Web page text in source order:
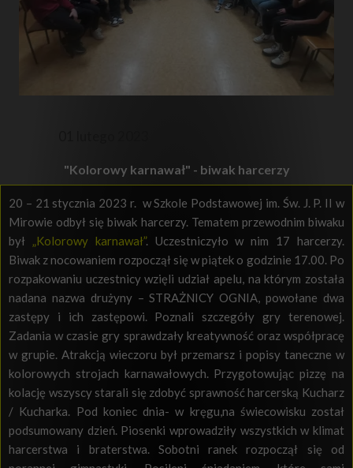
"Kolorowy karnawał" - biwak harcerzy
20 – 21 stycznia 2023 r. w Szkole Podstawowej im. Św. J. P. II w
Mirowie odbył się biwak harcerzy. Tematem przewodnim biwaku
był „Kolorowy karnawał”. Uczestniczyło w nim 17 harcerzy.
Biwak z nocowaniem rozpoczął się w piątek o godzinie 17.00. Po
rozpakowaniu uczestnicy wzięli udział apelu, na którym została
nadana nazwa drużyny – STRAŻNICY OGNIA, powołane dwa
zastępy i ich zastępowi. Poznali szczegóły gry terenowej.
Zadania w czasie gry sprawdzały kreatywność oraz współpracę
w grupie. Atrakcją wieczoru był przemarsz i popisy taneczne w
kolorowych strojach karnawałowych. Przygotowując pizzę na
kolację wszyscy starali się zdobyć sprawność harcerską Kucharz
/ Kucharka. Pod koniec dnia- w kręgu,na świecowisku został
podsumowany dzień. Piosenki wprowadziły wszystkich w klimat
harcerstwa i braterstwa. Sobotni ranek rozpoczął się od